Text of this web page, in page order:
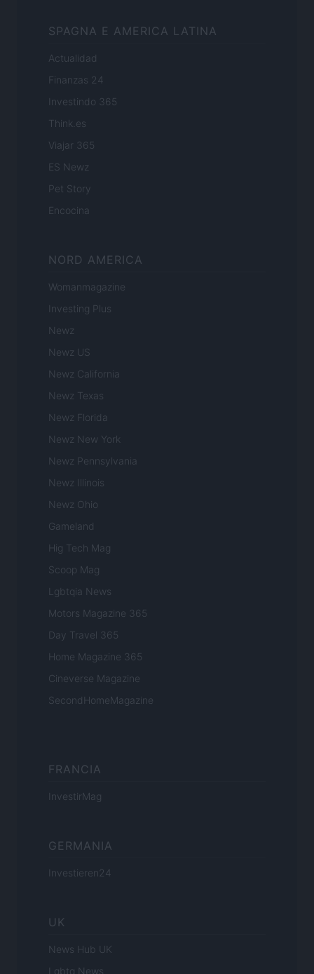
SPAGNA E AMERICA LATINA
Actualidad
Finanzas 24
Investindo 365
Think.es
Viajar 365
ES Newz
Pet Story
Encocina
NORD AMERICA
Womanmagazine
Investing Plus
Newz
Newz US
Newz California
Newz Texas
Newz Florida
Newz New York
Newz Pennsylvania
Newz Illinois
Newz Ohio
Gameland
Hig Tech Mag
Scoop Mag
Lgbtqia News
Motors Magazine 365
Day Travel 365
Home Magazine 365
Cineverse Magazine
SecondHomeMagazine
FRANCIA
InvestirMag
GERMANIA
Investieren24
UK
News Hub UK
Lgbtq News